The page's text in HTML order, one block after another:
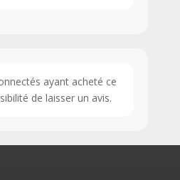
ayant acheté ce
de laisser un avis.